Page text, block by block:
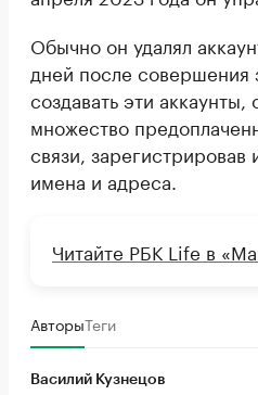
Обычно он удалял
дней после совершения
создавать эти
множество
связи,
имена и адреса.
Читайте РБК Life в
АвторыТеги
Василий Кузнецов